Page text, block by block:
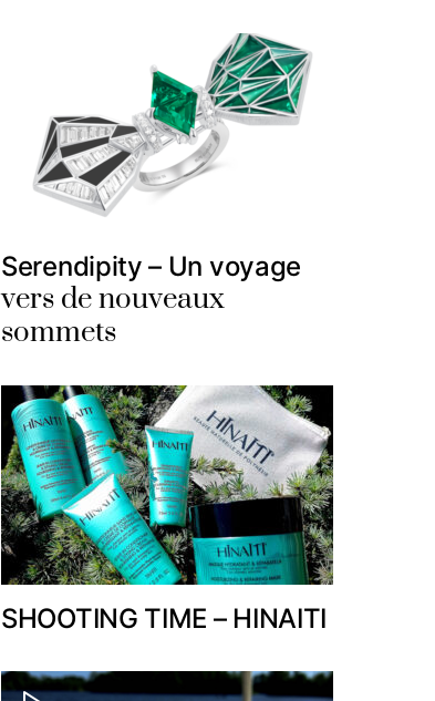
Serendipity – Un voyage
vers de nouveaux
sommets
SHOOTING TIME – HINAITI